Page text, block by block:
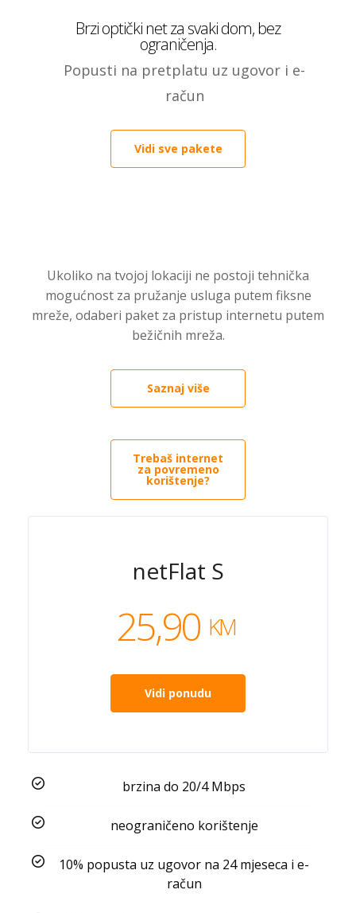
Brzi optički net za svaki dom, bez
ograničenja.
Popusti na pretplatu uz ugovor i e-
račun
Vidi sve pakete
Ukoliko na tvojoj lokaciji ne postoji tehnička
mogućnost za pružanje usluga putem fiksne
mreže, odaberi paket za pristup internetu putem
bežičnih mreža.
Saznaj više
Trebaš internet
za povremeno
korištenje?
netFlat S
25,90 KM
Vidi ponudu
brzina do 20/4 Mbps
neograničeno korištenje
10% popusta uz ugovor na 24 mjeseca i e-
račun